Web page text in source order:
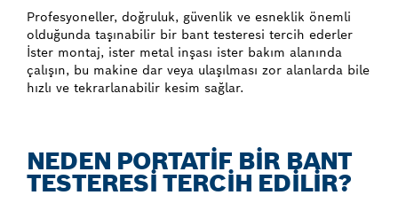
Profesyoneller, doğruluk, güvenlik ve esneklik önemli
olduğunda taşınabilir bir bant testeresi tercih ederler
İster montaj, ister metal inşası ister bakım alanında
çalışın, bu makine dar veya ulaşılması zor alanlarda bile
hızlı ve tekrarlanabilir kesim sağlar.
NEDEN PORTATİF BİR BANT
TESTERESİ TERCİH EDİLİR?